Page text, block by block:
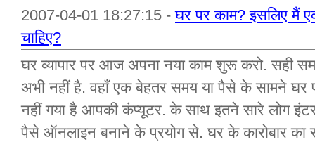
2007-04-01 18:27:15 -घर पर काम? इसलिए मैं
चाहिए?
घर व्यापार पर आज अपना नया काम शुरू करो. सही
अभी नहीं है. वहाँ एक बेहतर समय या पैसे के सामने
नहीं गया है आपकी कंप्यूटर. के साथ इतने सारे लोग
पैसे ऑनलाइन बनाने के प्रयोग से. घर के कारोबार का